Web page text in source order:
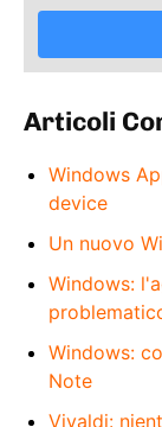
Articoli
Windows
device
Un nuovo
Windows:
Windows:
Note
Vivaldi: